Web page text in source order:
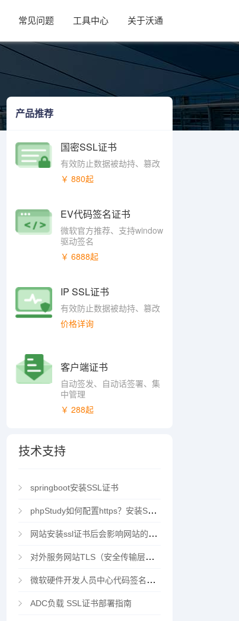
常见问题 工具中心 关于沃通
产品推荐
国密SSL证书
有效防止数据被劫持、篡改
￥ 880起
EV代码签名证书
微软官方推荐、支持window
驱动签名
￥ 6888起
IP SSL证书
有效防止数据被劫持、篡改
价格详询
客户端证书
自动签发、自动话签署、集
中管理
￥ 288起
技术支持
springboot安装SSL证书
phpStudy如何配置https？安装SSL证书方法指南
网站安装ssl证书后会影响网站的访问速度吗？
对外服务网站TLS（安全传输层协议）部署指南
微软硬件开发人员中心代码签名证书选购指南
ADC负载 SSL证书部署指南